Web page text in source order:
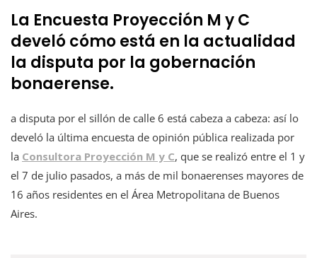
La Encuesta Proyección M y C
develó cómo está en la actualidad
la disputa por la gobernación
bonaerense.
a disputa por el sillón de calle 6 está cabeza a cabeza: así lo
develó la última encuesta de opinión pública realizada por
la Consultora Proyección M y C, que se realizó entre el 1 y
el 7 de julio pasados, a más de mil bonaerenses mayores de
16 años residentes en el Área Metropolitana de Buenos
Aires.